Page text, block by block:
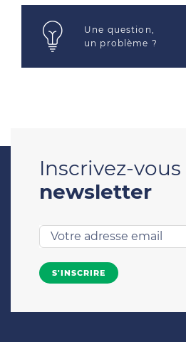
Une question,
un problème ?
Inscrivez-vous
newsletter